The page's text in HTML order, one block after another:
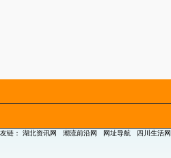
友链： 湖北资讯网 潮流前沿网 网址导航 四川生活网